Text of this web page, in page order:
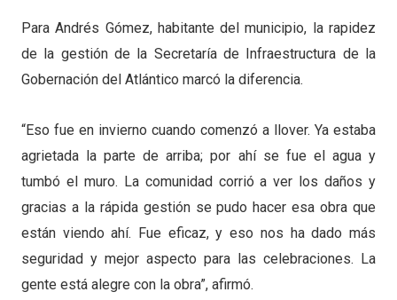
Para Andrés Gómez, habitante del municipio, la rapidez
de la gestión de la Secretaría de Infraestructura de la
Gobernación del Atlántico marcó la diferencia.
“Eso fue en invierno cuando comenzó a llover. Ya estaba
agrietada la parte de arriba; por ahí se fue el agua y
tumbó el muro. La comunidad corrió a ver los daños y
gracias a la rápida gestión se pudo hacer esa obra que
están viendo ahí. Fue eficaz, y eso nos ha dado más
seguridad y mejor aspecto para las celebraciones. La
gente está alegre con la obra”, afirmó.